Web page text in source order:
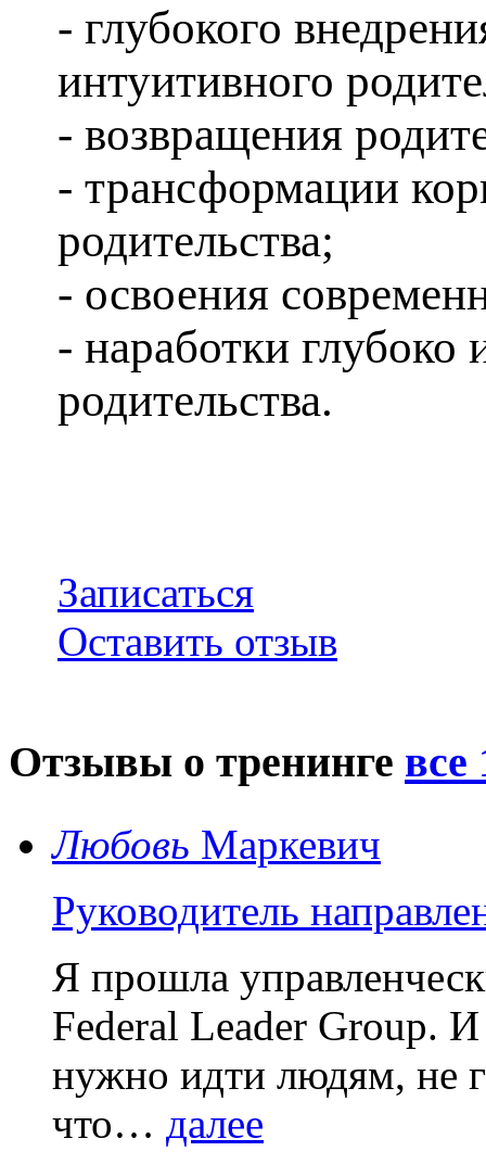
- глубокого
интуитивного
- возвращения
- трансформации
родительства;
- освоения
- наработки
родительства.
Записаться
Оставить отзыв
Отзывы о тренинге все
Любовь Маркевич
Руководитель
Я прошла
Federal Leader Group. И
нужно идти людям, не
что… далее